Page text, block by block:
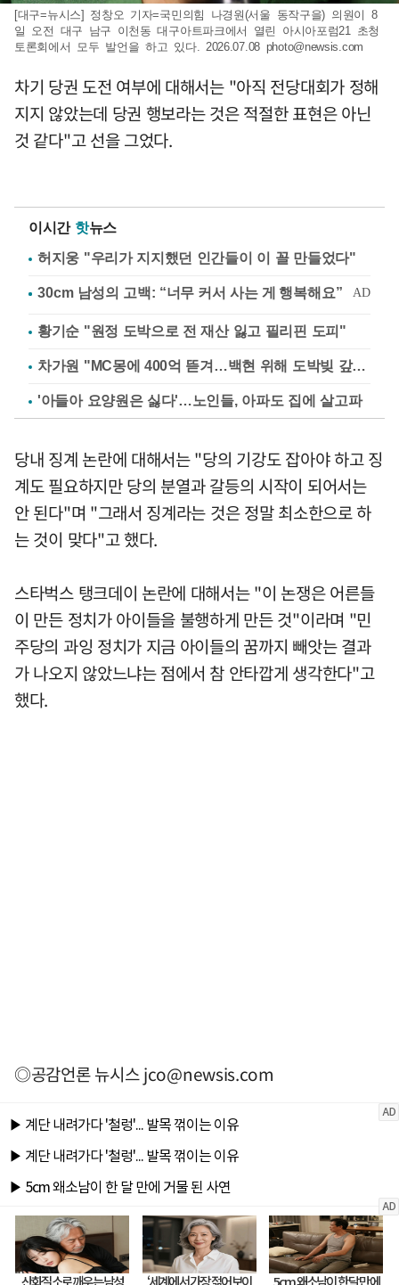
[대구=뉴시스] 정창오 기자=국민의힘 나경원(서울 동작구을) 의원이 8
일 오전 대구 남구 이천동 대구아트파크에서 열린 아시아포럼21 초청
토론회에서 모두 발언을 하고 있다. 2026.07.08 photo@newsis.com
차기 당권 도전 여부에 대해서는 "아직 전당대회가 정해
지지 않았는데 당권 행보라는 것은 적절한 표현은 아닌
것 같다"고 선을 그었다.
이시간 핫뉴스
허지웅 "우리가 지지했던 인간들이 이 꼴 만들었다"
황기순 "원정 도박으로 전 재산 잃고 필리핀 도피"
차가원 "MC몽에 400억 뜯겨…백현 위해 도박빚 갚아줘"
'아들아 요양원은 싫다'…노인들, 아파도 집에 살고파
당내 징계 논란에 대해서는 "당의 기강도 잡아야 하고 징
계도 필요하지만 당의 분열과 갈등의 시작이 되어서는
안 된다"며 "그래서 징계라는 것은 정말 최소한으로 하
는 것이 맞다"고 했다.
스타벅스 탱크데이 논란에 대해서는 "이 논쟁은 어른들
이 만든 정치가 아이들을 불행하게 만든 것"이라며 "민
주당의 과잉 정치가 지금 아이들의 꿈까지 빼앗는 결과
가 나오지 않았느냐는 점에서 참 안타깝게 생각한다"고
했다.
◎공감언론 뉴시스jco@newsis.com